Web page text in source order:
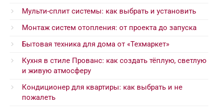
Мульти-сплит системы: как выбрать и установить
Монтаж систем отопления: от проекта до запуска
Бытовая техника для дома от «Техмаркет»
Кухня в стиле Прованс: как создать тёплую, светлую
и живую атмосферу
Кондиционер для квартиры: как выбрать и не
пожалеть